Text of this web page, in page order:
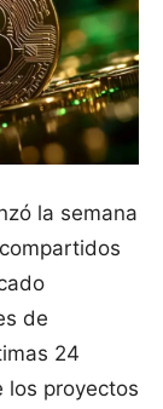
la semana
de
24
los proyectos